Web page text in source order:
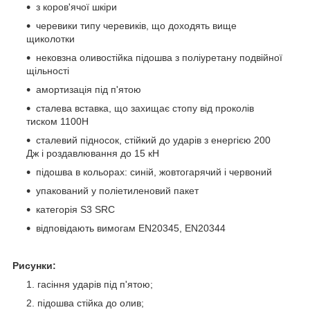
з коров'ячої шкіри
черевики типу черевиків, що доходять вище
щиколотки
нековзна оливостійка підошва з поліуретану подвійної
щільності
амортизація під п'ятою
сталева вставка, що захищає стопу від проколів
тиском 1100Н
сталевий підносок, стійкий до ударів з енергією 200
Дж і роздавлювання до 15 кН
підошва в кольорах: синій, жовтогарячий і червоний
упакований у поліетиленовий пакет
категорія S3 SRC
відповідають вимогам EN20345, EN20344
Рисунки:
гасіння ударів під п'ятою;
підошва стійка до олив;